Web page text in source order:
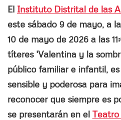
El Instituto Distrital de las
este sábado 9 de mayo, a
10 de mayo de 2026 a las
títeres 'Valentina y la
público familiar e infantil,
sensible y poderosa para
reconocer que siempre es
se presentarán en el Teatro